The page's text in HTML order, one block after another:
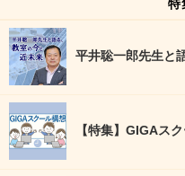
特
平井聡一郎先生と
【特集】GIGAス